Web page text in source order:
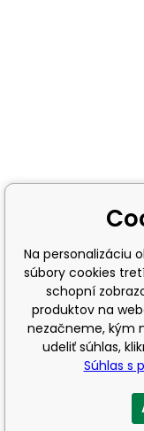
Na personalizáciu
súbory cookies
schopní
produktov na
nezačneme, kým
udeliť súhlas,
Súhlas s